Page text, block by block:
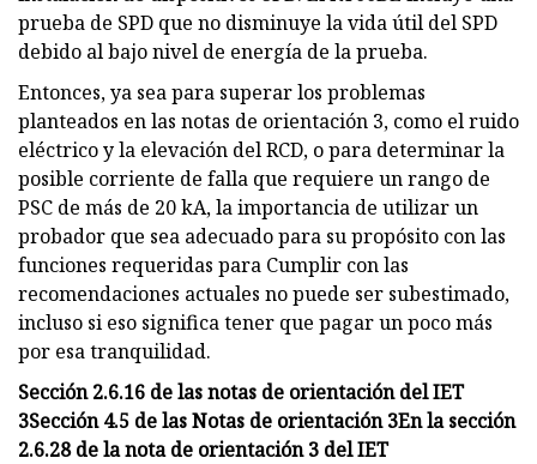
prueba de SPD que no disminuye la vida útil del SPD
debido al bajo nivel de energía de la prueba.
Entonces, ya sea para superar los problemas
planteados en las notas de orientación 3, como el ruido
eléctrico y la elevación del RCD, o para determinar la
posible corriente de falla que requiere un rango de
PSC de más de 20 kA, la importancia de utilizar un
probador que sea adecuado para su propósito con las
funciones requeridas para Cumplir con las
recomendaciones actuales no puede ser subestimado,
incluso si eso significa tener que pagar un poco más
por esa tranquilidad.
Sección 2.6.16 de las notas de orientación del IET
3Sección 4.5 de las Notas de orientación 3En la sección
2.6.28 de la nota de orientación 3 del IET